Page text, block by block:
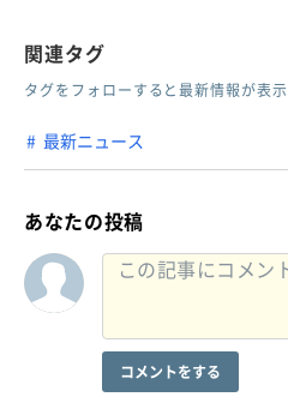
関連タグ
タグをフォローすると最新情報が表
最新ニュース
あなたの投稿
コメントをする